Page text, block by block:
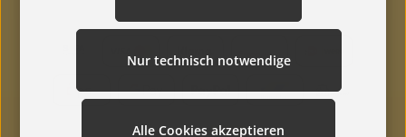
Nur technisch notwendige
Alle Cookies akzeptieren